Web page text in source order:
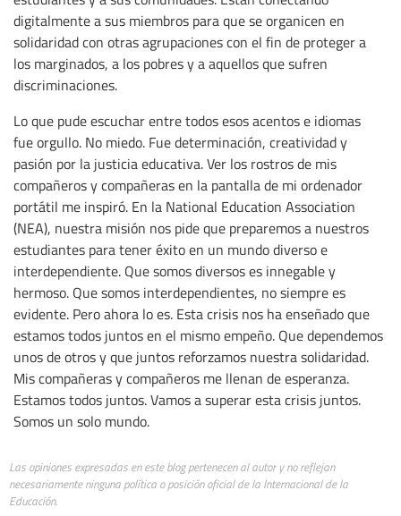
digitalmente a sus miembros para que se organicen en
solidaridad con otras agrupaciones con el fin de proteger a
los marginados, a los pobres y a aquellos que sufren
discriminaciones.
Lo que pude escuchar entre todos esos acentos e idiomas
fue orgullo. No miedo. Fue determinación, creatividad y
pasión por la justicia educativa. Ver los rostros de mis
compañeros y compañeras en la pantalla de mi ordenador
portátil me inspiró. En la National Education Association
(NEA), nuestra misión nos pide que preparemos a nuestros
estudiantes para tener éxito en un mundo diverso e
interdependiente. Que somos diversos es innegable y
hermoso. Que somos interdependientes, no siempre es
evidente. Pero ahora lo es. Esta crisis nos ha enseñado que
estamos todos juntos en el mismo empeño. Que dependemos
unos de otros y que juntos reforzamos nuestra solidaridad.
Mis compañeras y compañeros me llenan de esperanza.
Estamos todos juntos. Vamos a superar esta crisis juntos.
Somos un solo mundo.
Las opiniones expresadas en este blog pertenecen al autor y no reflejan
necesariamente ninguna política o posición oficial de la Internacional de la
Educación.